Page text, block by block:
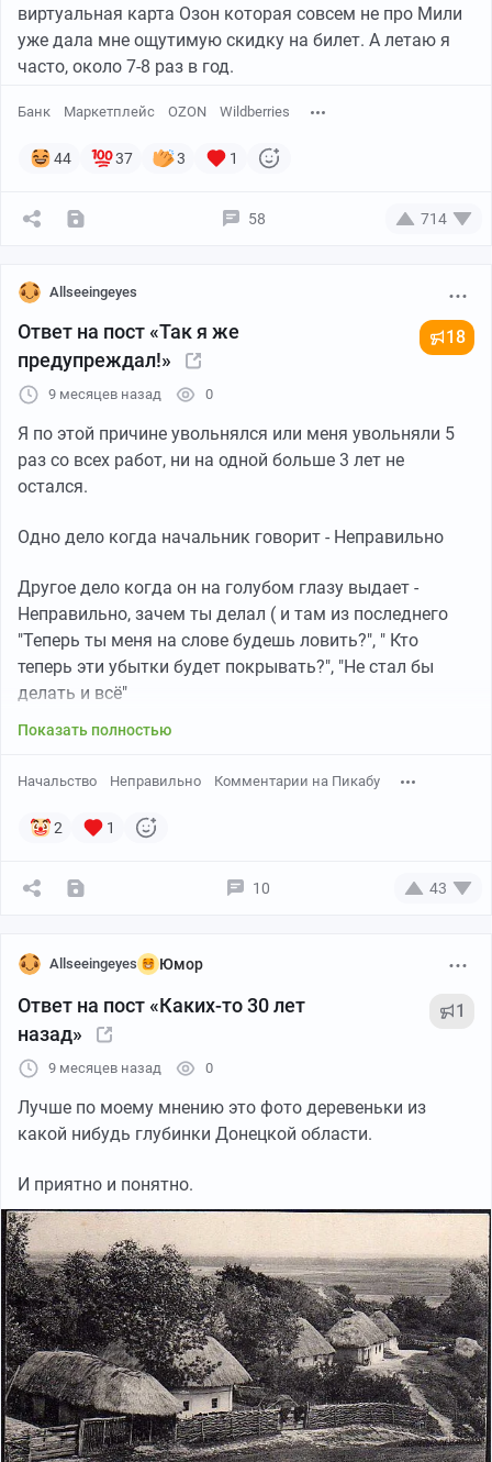
виртуальная карта Озон которая совсем не про Мили
уже дала мне ощутимую скидку на билет. А летаю я
часто, около 7-8 раз в год.
Банк Маркетплейс OZON Wildberries
44 37 3 1
58 714
Allseeingeyes
Ответ на пост «Так я же
предупреждал!»
18
9 месяцев назад 0
Я по этой причине увольнялся или меня увольняли 5
раз со всех работ, ни на одной больше 3 лет не
остался.
Одно дело когда начальник говорит - Неправильно
Другое дело когда он на голубом глазу выдает -
Неправильно, зачем ты делал ( и там из последнего
"Теперь ты меня на слове будешь ловить?", " Кто
теперь эти убытки будет покрывать?", "Не стал бы
делать и всë"
Показать полностью
Начальство Неправильно Комментарии на Пикабу
2 1
10 43
Allseeingeyes Юмор
Ответ на пост «Каких-то 30 лет
назад»
1
9 месяцев назад 0
Лучше по моему мнению это фото деревеньки из
какой нибудь глубинки Донецкой области.
И приятно и понятно.